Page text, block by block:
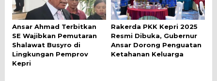
Ansar Ahmad Terbitkan
SE Wajibkan Pemutaran
Shalawat Busyro di
Lingkungan Pemprov
Kepri
Rakerda PKK Kepri 2025
Resmi Dibuka, Gubernur
Ansar Dorong Penguatan
Ketahanan Keluarga